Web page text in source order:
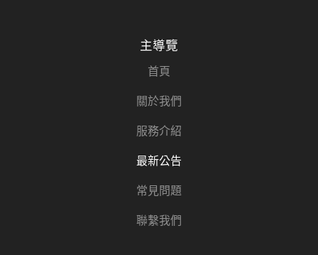
主導覽
首頁
關於我們
服務介紹
最新公告
常見問題
聯繫我們